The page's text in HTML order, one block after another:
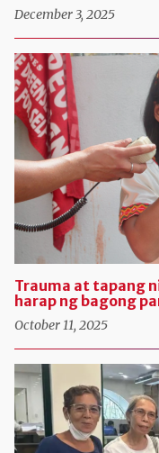
December 3, 2025
Trauma at tapang
harap ng bagong
October 11, 2025